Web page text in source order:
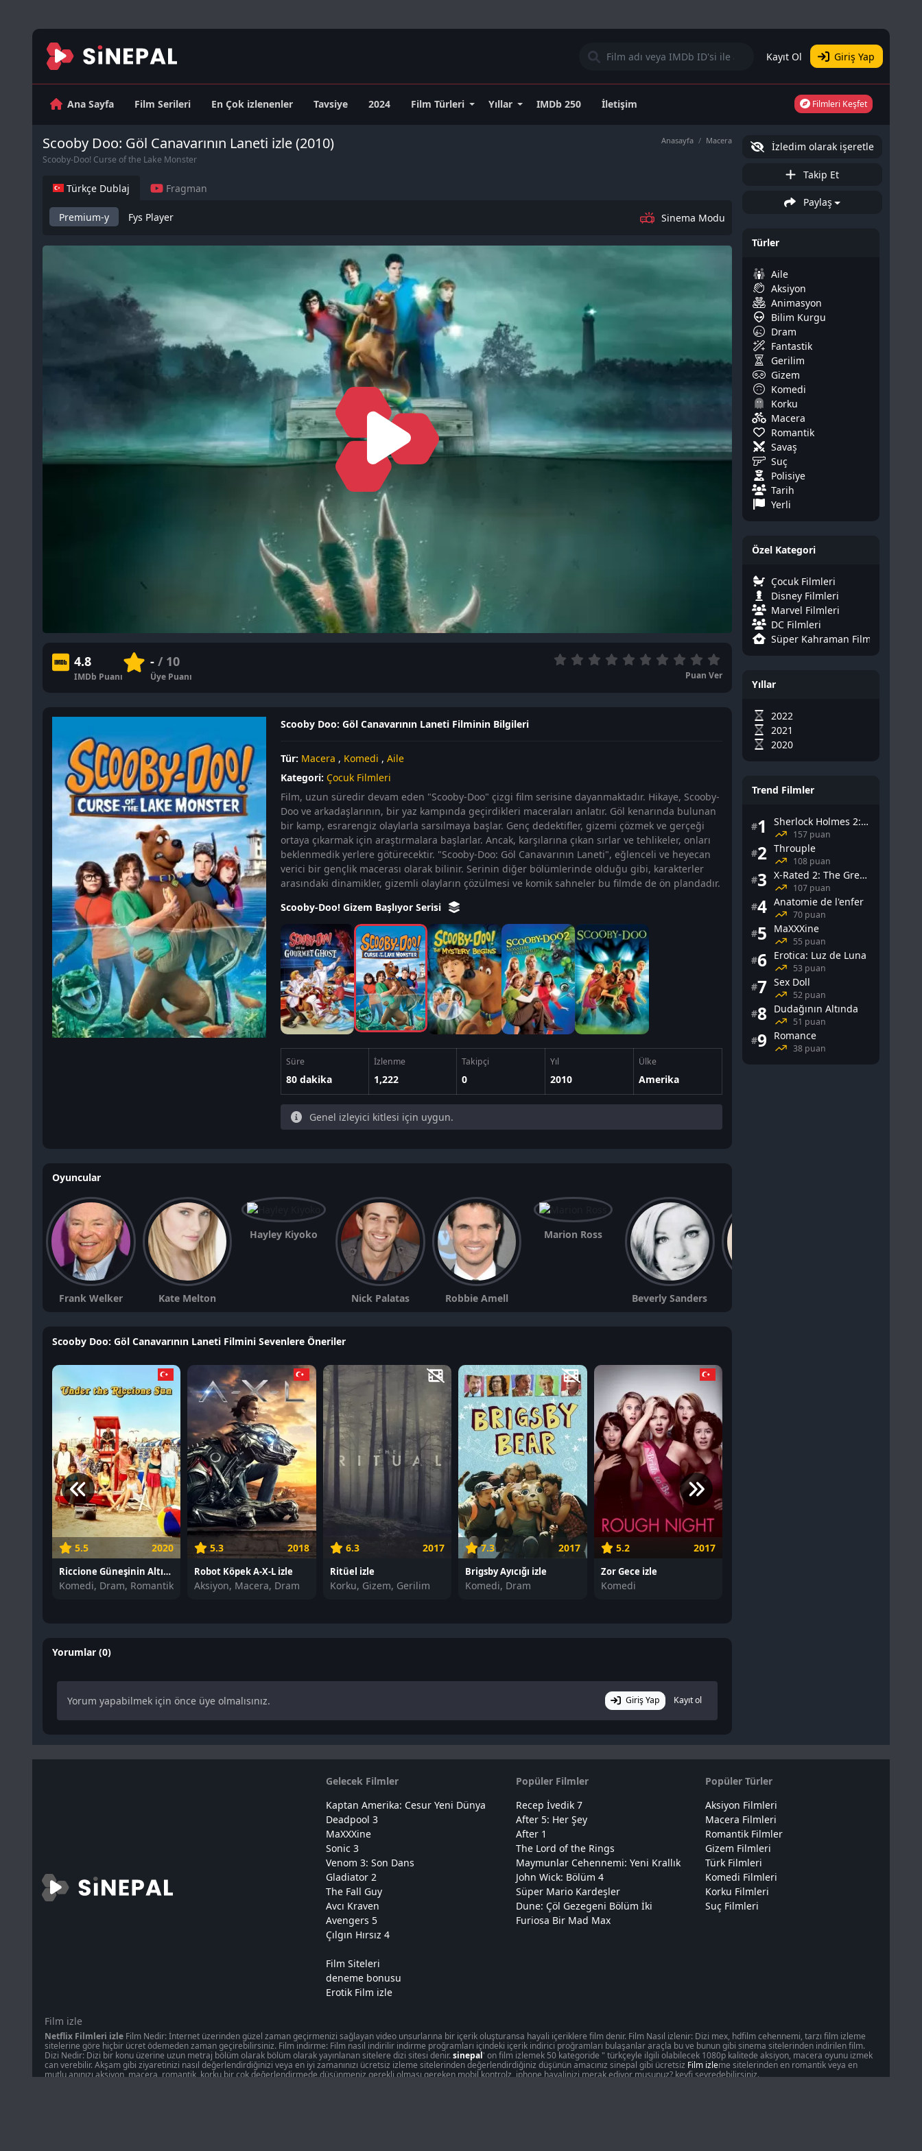
Kayıt Ol Giriş Yap
Ana Sayfa Film Serileri En Çok izlenenler Tavsiye 2024 Film Türleri Yıllar IMDb 250 İletişim Filmleri Keşfet
Scooby Doo: Göl Canavarının Laneti izle (2010)
Scooby-Doo! Curse of the Lake Monster
Anasayfa Macera
Türkçe Dublaj Fragman
Premium-y Fys Player Sinema Modu
4.8
IMDb Puanı
-/ 10
Üye Puanı Puan Ver
Scooby Doo: Göl Canavarının Laneti Filminin Bilgileri
Tür: Macera , Komedi , Aile
Kategori: Çocuk Filmleri
Film, uzun süredir devam eden "Scooby-Doo" çizgi film serisine dayanmaktadır. Hikaye, Scooby-
Doo ve arkadaşlarının, bir yaz kampında geçirdikleri maceraları anlatır. Göl kenarında bulunan
bir kamp, esrarengiz olaylarla sarsılmaya başlar. Genç dedektifler, gizemi çözmek ve gerçeği
ortaya çıkarmak için araştırmalara başlarlar. Ancak, karşılarına çıkan sırlar ve tehlikeler, onları
beklenmedik yerlere götürecektir. "Scooby-Doo: Göl Canavarının Laneti", eğlenceli ve heyecan
verici bir gençlik macerası olarak bilinir. Serinin diğer bölümlerinde olduğu gibi, karakterler
arasındaki dinamikler, gizemli olayların çözülmesi ve komik sahneler bu filmde de ön plandadır.
Scooby-Doo! Gizem Başlıyor Serisi
Süre
80 dakika
İzlenme
1,222
Takipçi
0
Yıl
2010
Ülke
Amerika
Genel izleyici kitlesi için uygun.
Oyuncular
Frank Welker Kate Melton
Hayley Kiyoko
Nick Palatas Robbie Amell
Marion Ross
Beverly Sanders
Scooby Doo: Göl Canavarının Laneti Filmini Sevenlere Öneriler
5.5 2020
Riccione Güneşinin Altında izle
Komedi, Dram, Romantik
5.3 2018
Robot Köpek A-X-L izle
Aksiyon, Macera, Dram
6.3 2017
Ritüel izle
Korku, Gizem, Gerilim
7.3 2017
Brigsby Ayıcığı izle
Komedi, Dram
5.2 2017
Zor Gece izle
Komedi
Yorumlar (0)
Yorum yapabilmek için önce üye olmalısınız. Giriş Yap Kayıt ol
İzledim olarak işeretle
Takip Et
Paylaş
Türler
Aile
Aksiyon
Animasyon
Bilim Kurgu
Dram
Fantastik
Gerilim
Gizem
Komedi
Korku
Macera
Romantik
Savaş
Suç
Polisiye
Tarih
Yerli
Özel Kategori
Çocuk Filmleri
Disney Filmleri
Marvel Filmleri
DC Filmleri
Süper Kahraman Filmleri
Yıllar
2022
2021
2020
Trend Filmler
#1 Sherlock Holmes 2: Gölge Oyunları
157 puan
#2 Throuple
108 puan
#3 X-Rated 2: The Greatest Adult Stars of All-Time
107 puan
#4 Anatomie de l'enfer
70 puan
#5 MaXXXine
55 puan
#6 Erotica: Luz de Luna
53 puan
#7 Sex Doll
52 puan
#8 Dudağının Altında
51 puan
#9 Romance
38 puan
Gelecek Filmler
Kaptan Amerika: Cesur Yeni Dünya
Deadpool 3
MaXXXine
Sonic 3
Venom 3: Son Dans
Gladiator 2
The Fall Guy
Avcı Kraven
Avengers 5
Çılgın Hırsız 4
Popüler Filmler
Recep İvedik 7
After 5: Her Şey
After 1
The Lord of the Rings
Maymunlar Cehennemi: Yeni Krallık
John Wick: Bölüm 4
Süper Mario Kardeşler
Dune: Çöl Gezegeni Bölüm İki
Furiosa Bir Mad Max
Popüler Türler
Aksiyon Filmleri
Macera Filmleri
Romantik Filmler
Gizem Filmleri
Türk Filmleri
Komedi Filmleri
Korku Filmleri
Suç Filmleri
Film Siteleri
deneme bonusu
Erotik Film izle
Film izle
Netflix Filmleri izleFilm Nedir: İnternet üzerinden güzel zaman geçirmenizi sağlayan video unsurlarına bir içerik oluşturansa hayali içeriklere film denir. Film Nasıl izlenir: Dizi mex, hdfilm cehennemi, tarzı film izleme
sitelerine göre hiçbir ücret ödemeden zaman geçirebilirsiniz. Film indirme: Film nasıl indirilir indirme proğramları içindeki içerik indirici proğramları bulaşanlar araçla bu ve bunun gibi sinema sitelerinden indirilen film.
Dizi Nedir: Dizi bir konu üzerine uzun metraj bölüm olarak bölüm olarak yayınlanan sitelere dizi sitesi denir.sinepal' on film izlemek 50 kategoride " türkçeyle ilgili olabilecek 1080p kalitede aksiyon, macera oyunu izmek
can verebilir. Akşam gibi ziyaretinizi nasıl değerlendirdiğinizi veya en iyi zamanınızı ücretsiz izleme sitelerinden değerlendirdiğiniz düşünün amacınız sinepal gibi ücretsiz Film izleme sitelerinden en romantik veya en
mutlu anınızı aksiyon, macera, romantik, korku bir çok değerlendirmede düşünmeniz gerekli olması gereken mobil kontrolz, iphone hayalinizi merak ediyor musunuz? keyfi seyredebilirsiniz.